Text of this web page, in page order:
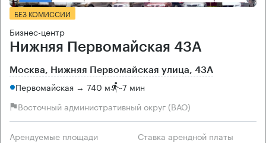
БЕЗ КОМИССИИ
Бизнес-центр
Нижняя Первомайская 43А
Москва, Нижняя Первомайская улица, 43А
Первомайская → 740 м ~7 мин
Восточный административный округ (ВАО)
Арендуемые площади Ставка арендной платы